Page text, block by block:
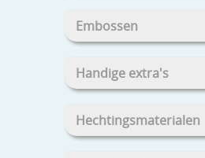
Embossen
Handige extra's
Hechtingsmaterialen